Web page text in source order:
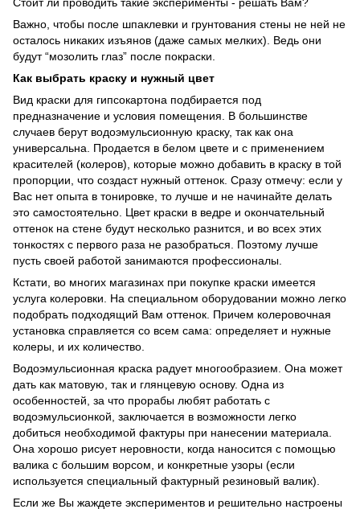
Важно, чтобы после шпаклевки и грунтования стены не ней не
осталось никаких изъянов (даже самых мелких). Ведь они
будут “мозолить глаз” после покраски.
Как выбрать краску и нужный цвет
Вид краски для гипсокартона подбирается под
предназначение и условия помещения. В большинстве
случаев берут водоэмульсионную краску, так как она
универсальна. Продается в белом цвете и с применением
красителей (колеров), которые можно добавить в краску в той
пропорции, что создаст нужный оттенок. Сразу отмечу: если у
Вас нет опыта в тонировке, то лучше и не начинайте делать
это самостоятельно. Цвет краски в ведре и окончательный
оттенок на стене будут несколько разнится, и во всех этих
тонкостях с первого раза не разобраться. Поэтому лучше
пусть своей работой занимаются профессионалы.
Кстати, во многих магазинах при покупке краски имеется
услуга колеровки. На специальном оборудовании можно легко
подобрать подходящий Вам оттенок. Причем колеровочная
установка справляется со всем сама: определяет и нужные
колеры, и их количество.
Водоэмульсионная краска радует многообразием. Она может
дать как матовую, так и глянцевую основу. Одна из
особенностей, за что прорабы любят работать с
водоэмульсионкой, заключается в возможности легко
добиться необходимой фактуры при нанесении материала.
Она хорошо рисует неровности, когда наносится с помощью
валика с большим ворсом, и конкретные узоры (если
используется специальный фактурный резиновый валик).
Если же Вы жаждете экспериментов и решительно настроены